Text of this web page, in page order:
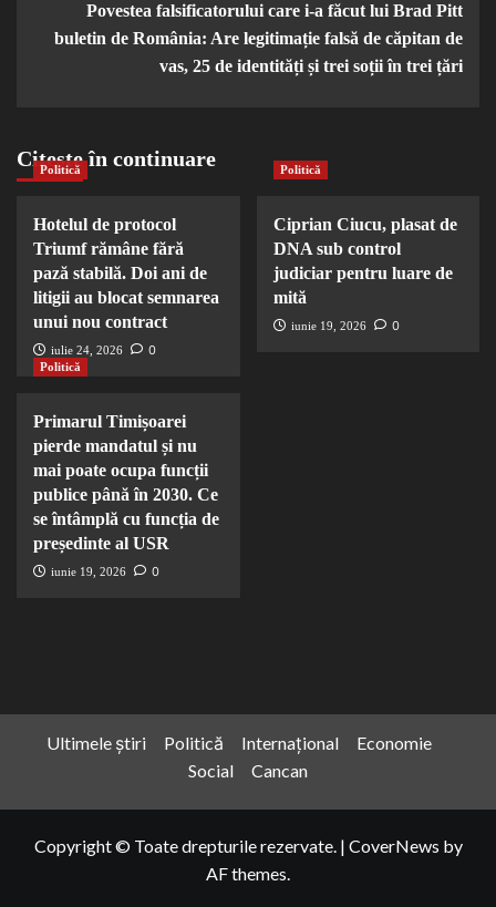
Povestea falsificatorului care i-a făcut lui Brad Pitt
buletin de România: Are legitimație falsă de căpitan de
vas, 25 de identități și trei soții în trei țări
Citește în continuare
Politică
Hotelul de protocol
Triumf rămâne fără
pază stabilă. Doi ani de
litigii au blocat semnarea
unui nou contract
iulie 24, 2026 0
Politică
Ciprian Ciucu, plasat de
DNA sub control
judiciar pentru luare de
mită
iunie 19, 2026 0
Politică
Primarul Timișoarei
pierde mandatul și nu
mai poate ocupa funcții
publice până în 2030. Ce
se întâmplă cu funcția de
președinte al USR
iunie 19, 2026 0
Ultimele știri Politică Internațional
Economie
Social
Cancan
Copyright © Toate drepturile rezervate. | CoverNews by
AF themes.